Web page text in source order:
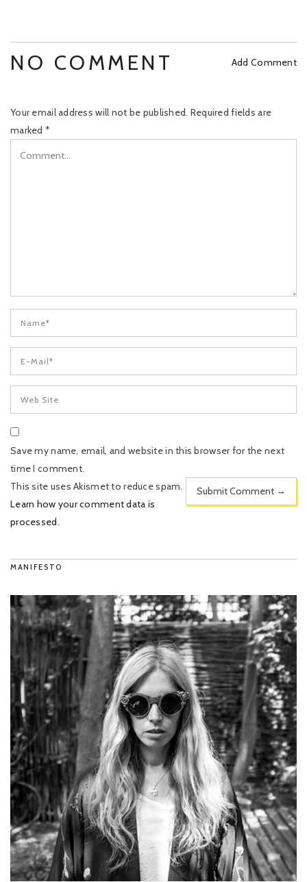
NO COMMENT Add Comment
Your email address will not be published. Required fields are
marked *
Save my name, email, and website in this browser for the next
time I comment.
This site uses Akismet to reduce spam.
Learn how your comment data is
processed.
MANIFESTO